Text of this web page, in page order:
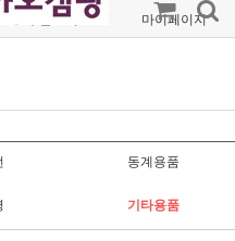
주문조회 마이페이지
동계용품
기타용품